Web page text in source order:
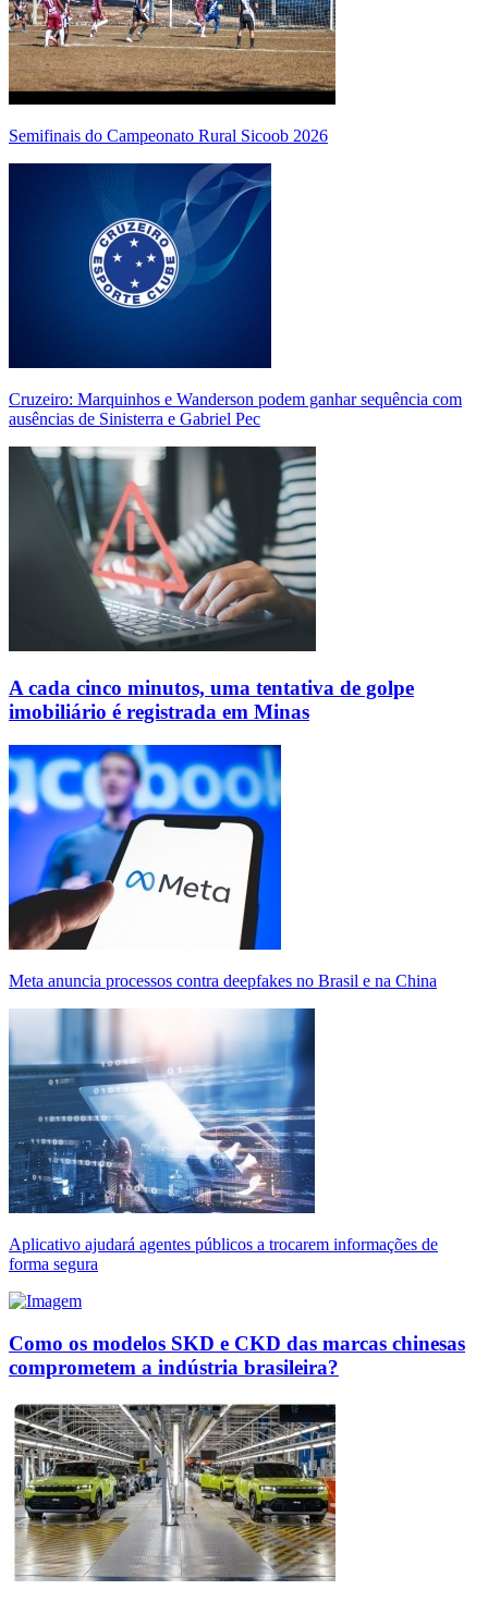
Semifinais do Campeonato Rural Sicoob 2026
Cruzeiro: Marquinhos e Wanderson podem ganhar sequência com
ausências de Sinisterra e Gabriel Pec
A cada cinco minutos, uma tentativa de golpe
imobiliário é registrada em Minas
Meta anuncia processos contra deepfakes no Brasil e na China
Aplicativo ajudará agentes públicos a trocarem informações de
forma segura
Como os modelos SKD e CKD das marcas chinesas
comprometem a indústria brasileira?